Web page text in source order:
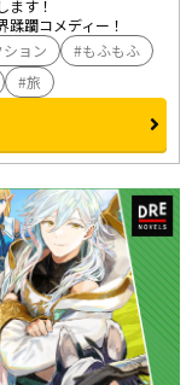
ます！
躙コメディー！
ション
もふもふ
旅